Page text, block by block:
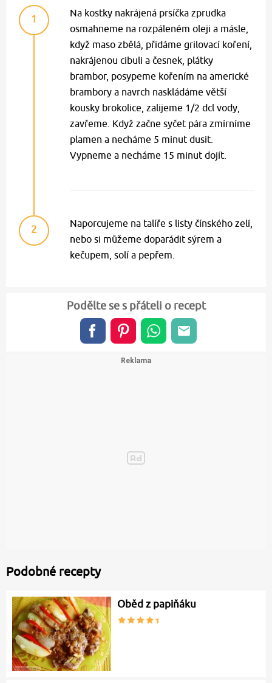
1
Na kostky nakrájená prsíčka zprudka
osmahneme na rozpáleném oleji a másle,
když maso zbělá, přidáme grilovací koření,
nakrájenou cibuli a česnek, plátky
brambor, posypeme kořením na americké
brambory a navrch naskládáme větší
kousky brokolice, zalijeme 1/2 dcl vody,
zavřeme. Když začne syčet pára zmírníme
plamen a necháme 5 minut dusit.
Vypneme a necháme 15 minut dojít.
2
Naporcujeme na talíře s listy čínského zelí,
nebo si můžeme doparádit sýrem a
kečupem, solí a pepřem.
Podělte se s přáteli o recept
Podobné recepty
Oběd z papiňáku